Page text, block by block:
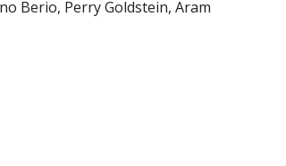
Berio, Perry Goldstein, Aram